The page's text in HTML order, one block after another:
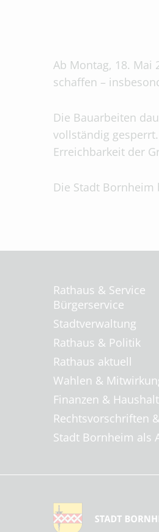
Ab Montag, 18. Mai
schaffen –
Die Bauarbeiten
vollständig
Erreichbarkeit der
Die Stadt
Rathaus & Service
Bürgerservice
Stadtverwaltung
Rathaus & Politik
Rathaus aktuell
Wahlen &
Finanzen & Haushalt
Rechtsvorschriften
Stadt Bornheim als